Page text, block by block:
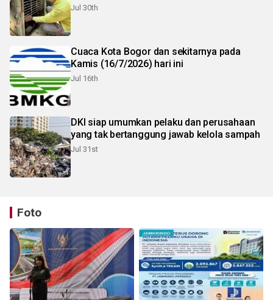
Jul 30th
Cuaca Kota Bogor dan sekitarnya pada
Kamis (16/7/2026) hari ini
Jul 16th
DKI siap umumkan pelaku dan perusahaan
yang tak bertanggung jawab kelola sampah
Jul 31st
Foto